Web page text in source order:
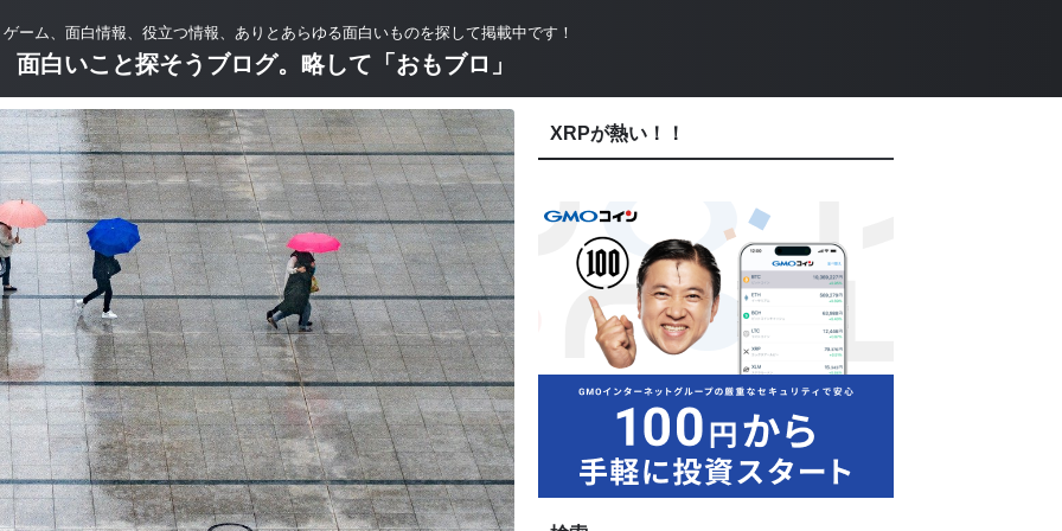
ーム、面白情報、役立つ情報、ありとあらゆる面白いものを探して掲載中です！
面白いこと探そうブログ。略して「おもブロ」
XRPが熱い！！